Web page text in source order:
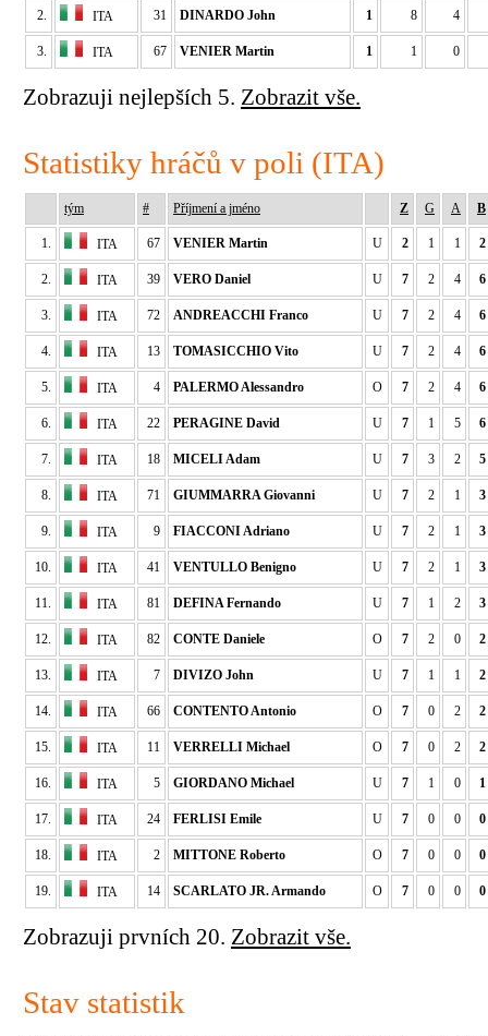
2. ITA 31 DINARDO John 1 8 4
3. ITA 67 VENIER Martin 1 1 0
Zobrazuji nejlepších 5. Zobrazit vše.
Statistiky hráčů v poli (ITA)
tým # Příjmení a jméno Z G A B
1. ITA 67 VENIER Martin U 2 1 1 2
2. ITA 39 VERO Daniel U 7 2 4 6
3. ITA 72 ANDREACCHI Franco U 7 2 4 6
4. ITA 13 TOMASICCHIO Vito U 7 2 4 6
5. ITA 4 PALERMO Alessandro O 7 2 4 6
6. ITA 22 PERAGINE David U 7 1 5 6
7. ITA 18 MICELI Adam U 7 3 2 5
8. ITA 71 GIUMMARRA Giovanni U 7 2 1 3
9. ITA 9 FIACCONI Adriano U 7 2 1 3
10. ITA 41 VENTULLO Benigno U 7 2 1 3
11. ITA 81 DEFINA Fernando U 7 1 2 3
12. ITA 82 CONTE Daniele O 7 2 0 2
13. ITA 7 DIVIZO John U 7 1 1 2
14. ITA 66 CONTENTO Antonio O 7 0 2 2
15. ITA 11 VERRELLI Michael O 7 0 2 2
16. ITA 5 GIORDANO Michael U 7 1 0 1
17. ITA 24 FERLISI Emile U 7 0 0 0
18. ITA 2 MITTONE Roberto O 7 0 0 0
19. ITA 14 SCARLATO JR. Armando O 7 0 0 0
Zobrazuji prvních 20. Zobrazit vše.
Stav statistik